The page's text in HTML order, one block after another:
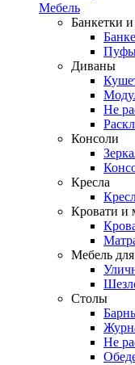
Мебель
Банкетки
Диваны
Не
Консоли
Кресла
Кровати и
Мебель
Столы
Не